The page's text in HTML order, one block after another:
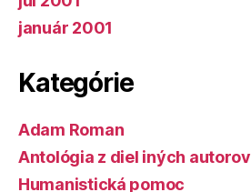
január 2001
Kategórie
Adam Roman
Antológia z diel iných autorov
Humanistická pomoc